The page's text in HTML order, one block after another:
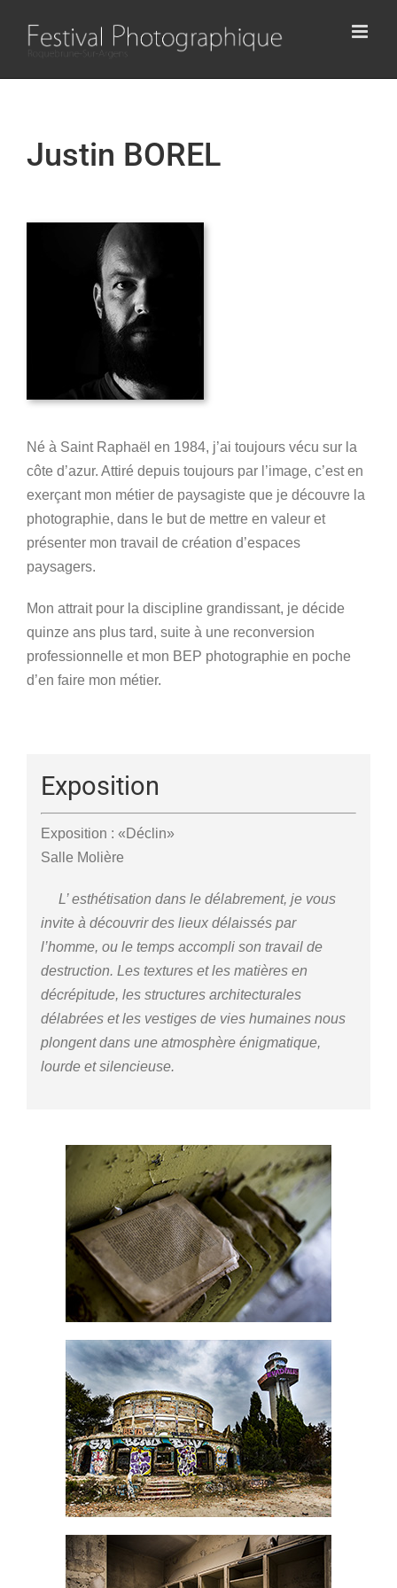
Justin BOREL
Né à Saint Raphaël en 1984, j’ai toujours vécu sur la
côte d’azur. Attiré depuis toujours par l’image, c’est en
exerçant mon métier de paysagiste que je découvre la
photographie, dans le but de mettre en valeur et
présenter mon travail de création d’espaces
paysagers.
Mon attrait pour la discipline grandissant, je décide
quinze ans plus tard, suite à une reconversion
professionnelle et mon BEP photographie en poche
d’en faire mon métier.
Exposition
Exposition : «Déclin»
Salle Molière
L’ esthétisation dans le délabrement, je vous
invite à découvrir des lieux délaissés par
l’homme, ou le temps accompli son travail de
destruction. Les textures et les matières en
décrépitude, les structures architecturales
délabrées et les vestiges de vies humaines nous
plongent dans une atmosphère énigmatique,
lourde et silencieuse.